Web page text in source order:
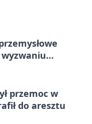
przemoc w
do aresztu